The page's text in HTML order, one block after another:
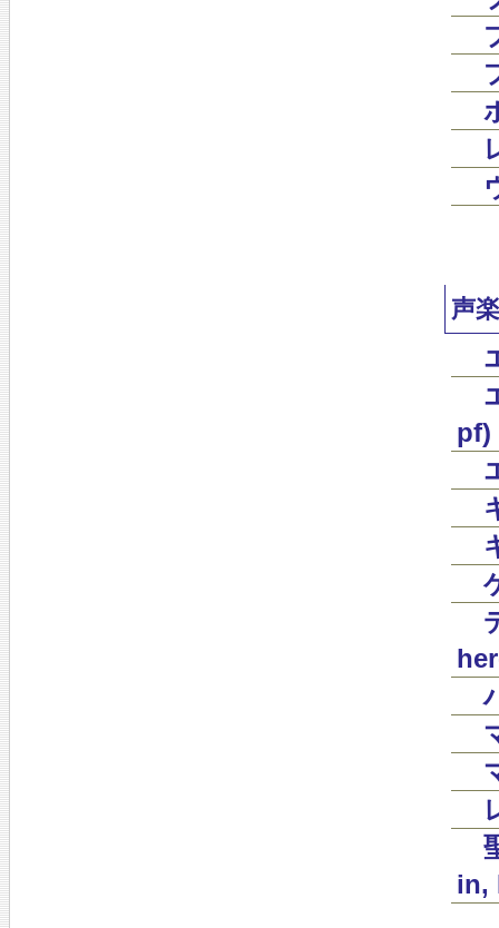
声
pf)
in,